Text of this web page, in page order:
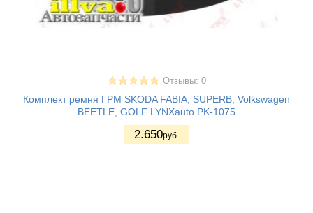
Отзывы: 0
Комплект ремня ГРМ SKODA FABIA, SUPERB, Volkswagen
BEETLE, GOLF LYNXauto PK-1075
2.650руб.